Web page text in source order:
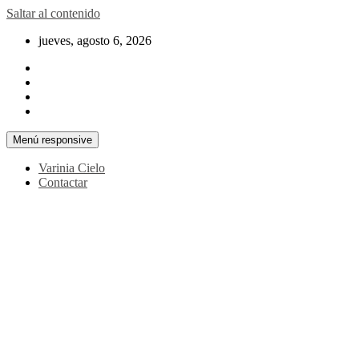
Saltar al contenido
jueves, agosto 6, 2026
Menú responsive
Varinia Cielo
Contactar